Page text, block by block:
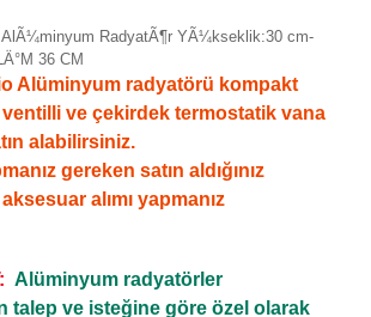
Alüminyum radyatörü kompakt
ve çekirdek termostatik vana
alabilirsiniz.
gereken satın aldığınız
alımı yapmanız
Alüminyum radyatörler
talep ve isteğine göre özel olarak